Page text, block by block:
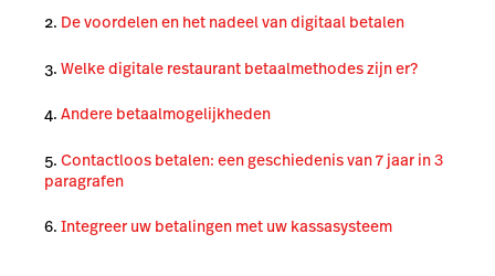
De voordelen en het nadeel van digitaal betalen
Welke digitale restaurant betaalmethodes zijn er?
Andere betaalmogelijkheden
Contactloos betalen: een geschiedenis van 7 jaar in 3
paragrafen
Integreer uw betalingen met uw kassasysteem